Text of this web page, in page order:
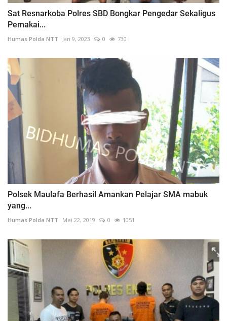
Sat Resnarkoba Polres SBD Bongkar Pengedar Sekaligus
Pemakai...
Humas Polda NTT Jan 9, 2023 0 730
Polsek Maulafa Berhasil Amankan Pelajar SMA mabuk
yang...
Humas Polda NTT Mei 22, 2019 0 1051